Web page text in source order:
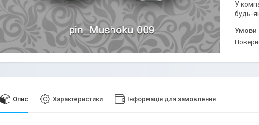
У
будь-
Опис Характеристики Інформація для замовлення